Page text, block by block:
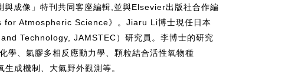
成像」特刊共同客座編輯,並與Elsevier出版社合作編
Atmospheric Science》。Jiaru Li博士現任日本
Technology, JAMSTEC）研究員。李博士的研究
學、氣膠多相反應動力學、顆粒結合活性氧物種
成機制、大氣野外觀測等。